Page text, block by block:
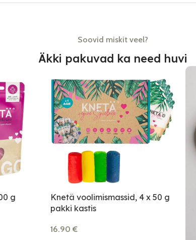
Soovid miskit veel?
Äkki pakuvad ka need huvi
g
Knetä voolimismassid, 4 x 50 g
pakki kastis
16.90€